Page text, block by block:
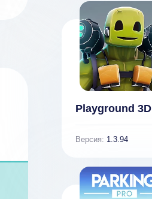
Playground 3D
Версия: 1.3.94